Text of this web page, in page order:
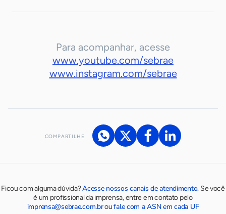
Para acompanhar, acesse
www.youtube.com/sebrae
www.instagram.com/sebrae
COMPARTILHE
Ficou com alguma dúvida?Acesse nossos canais de atendimento. Se você
é um profissional da imprensa, entre em contato pelo
imprensa@sebrae.com.broufale com a ASN em cada UF